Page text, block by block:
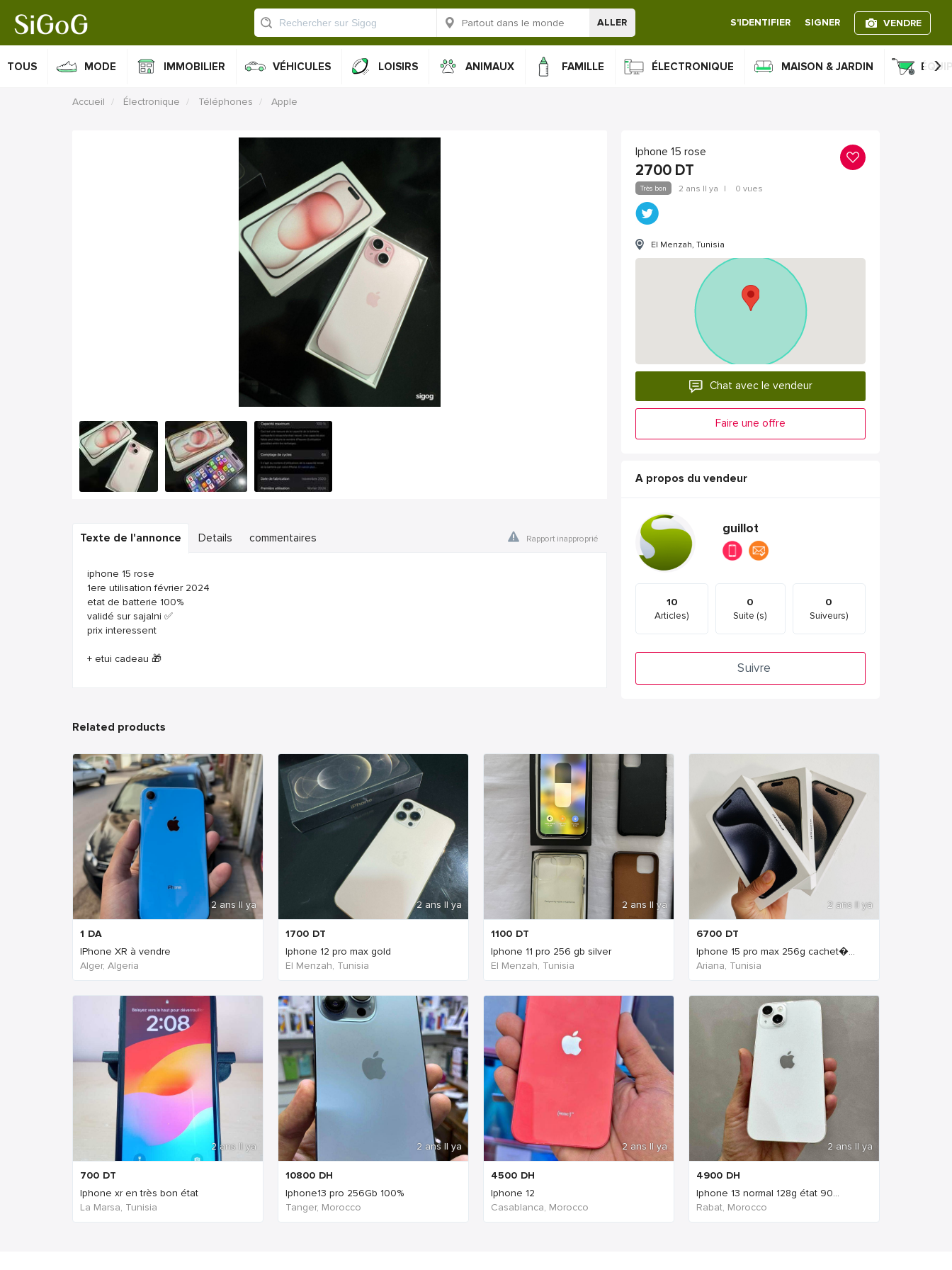
ALLER S'IDENTIFIER SIGNER VENDRE
TOUS MODE IMMOBILIER VÉHICULES LOISIRS ANIMAUX FAMILLE ÉLECTRONIQUE MAISON & JARDIN ›
Accueil Électronique Téléphones Apple
Texte de l'annonce Details commentaires Rapport inapproprié
iphone 15 rose
1ere utilisation février 2024
etat de batterie 100%
validé sur sajalni ✅️
prix interessent
+ etui cadeau 🎁
Iphone 15 rose
2700 DT
Très bon 2 ans Il ya | 0 vues
El Menzah, Tunisia
Chat avec le vendeur
Faire une offre
A propos du vendeur
guillot
10
Articles)
0
Suite (s)
0
Suiveurs)
Suivre
Related products
2 ans Il ya
1 DA
IPhone XR à vendre
Alger, Algeria
2 ans Il ya
1700 DT
Iphone 12 pro max gold
El Menzah, Tunisia
2 ans Il ya
1100 DT
Iphone 11 pro 256 gb silver
El Menzah, Tunisia
2 ans Il ya
6700 DT
Iphone 15 pro max 256g cachet�...
Ariana, Tunisia
2 ans Il ya
700 DT
Iphone xr en très bon état
La Marsa, Tunisia
2 ans Il ya
10800 DH
Iphone13 pro 256Gb 100%
Tanger, Morocco
2 ans Il ya
4500 DH
Iphone 12
Casablanca, Morocco
2 ans Il ya
4900 DH
Iphone 13 normal 128g état 90...
Rabat, Morocco